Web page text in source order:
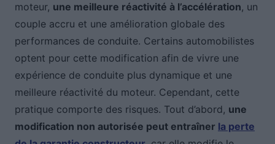
moteur, une meilleure réactivité à l’accélération, un
couple accru et une amélioration globale des
performances de conduite. Certains automobilistes
optent pour cette modification afin de vivre une
expérience de conduite plus dynamique et une
meilleure réactivité du moteur. Cependant, cette
pratique comporte des risques. Tout d’abord, une
modification non autorisée peut entraîner la perte